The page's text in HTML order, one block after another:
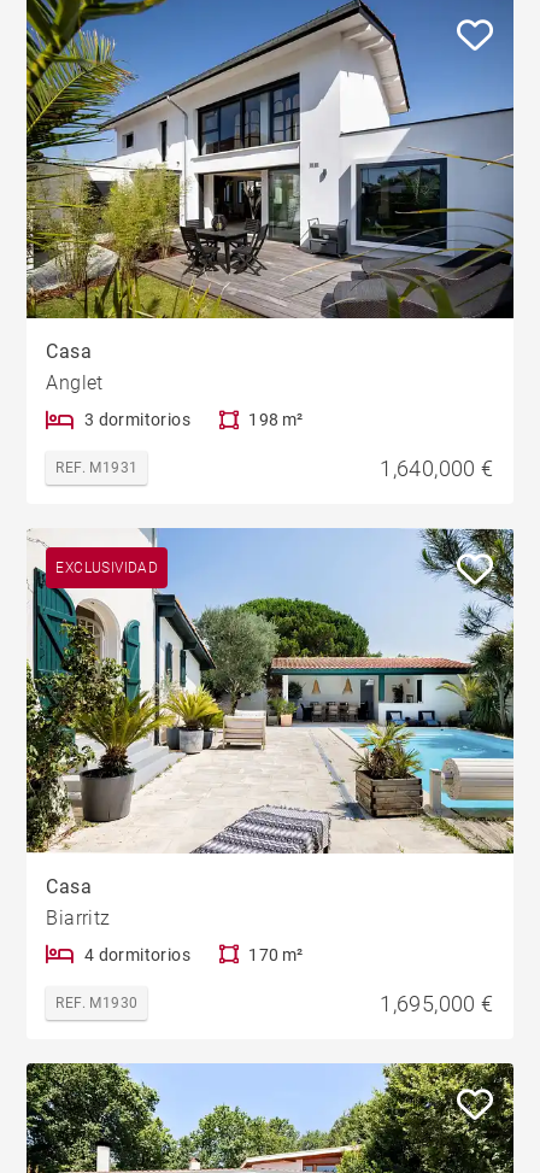
Casa
Anglet
3 dormitorios 198 m²
REF. M1931 1,640,000 €
EXCLUSIVIDAD
Casa
Biarritz
4 dormitorios 170 m²
REF. M1930 1,695,000 €